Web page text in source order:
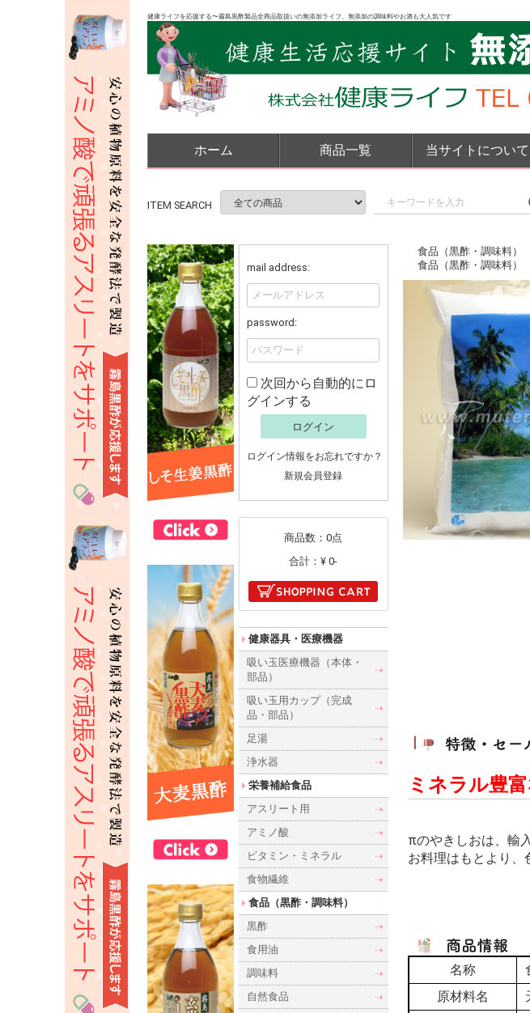
健康ライフを応援する〜霧島黒酢製品全商品取扱いの無添加ライフ、無添加の調味料やお酒も大人気です
ホーム 商品一覧 当サイトについて
ITEM SEARCH
食品（黒酢・調味料）
食品（黒酢・調味料）
ミネラル豊
πのやきしおは、輸
お料理はもとより、
名称
原材料名
mail address:
password:
次回から自動的にロ
グインする
ログイン
ログイン情報をお忘れですか？
新規会員登録
商品数：0点
合計：¥ 0-
健康器具・医療機器
吸い玉医療機器（本体・
部品）
吸い玉用カップ（完成
品・部品）
足湯
浄水器
栄養補給食品
アスリート用
アミノ酸
ビタミン・ミネラル
食物繊維
食品（黒酢・調味料）
黒酢
食用油
調味料
自然食品